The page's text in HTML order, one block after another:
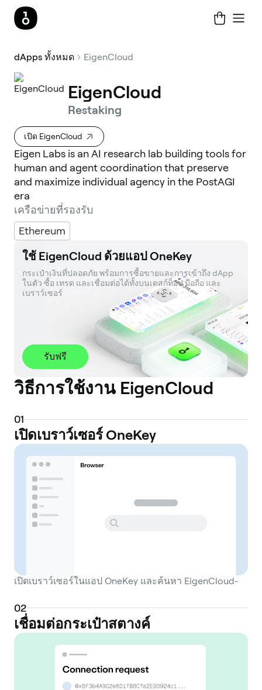
dApps ทั้งหมด EigenCloud
EigenCloud
Restaking
เปิด EigenCloud
Eigen Labs is an AI research lab building tools for
human and agent coordination that preserve
and maximize individual agency in the PostAGI
era
เครือข่ายที่รองรับ
Ethereum
ใช้ EigenCloud ด้วยแอป OneKey
กระเป๋าเงินที่ปลอดภัย พร้อมการซื้อขายและการเข้าถึง dApp
ในตัว ซื้อ เทรด และเชื่อมต่อได้ทั้งบนเดสก์ท็อป มือถือ และ
เบราว์เซอร์
รับฟรี
วิธีการใช้งาน EigenCloud
01
เปิดเบราว์เซอร์ OneKey
เปิดเบราว์เซอร์ในแอป OneKey และค้นหา EigenCloud-
02
เชื่อมต่อกระเป๋าสตางค์